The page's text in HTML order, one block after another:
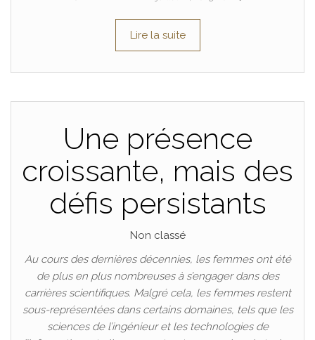
Lire la suite
Une présence
croissante, mais des
défis persistants
Non classé
Au cours des dernières décennies, les femmes ont été
de plus en plus nombreuses à s’engager dans des
carrières scientifiques. Malgré cela, les femmes restent
sous-représentées dans certains domaines, tels que les
sciences de l’ingénieur et les technologies de